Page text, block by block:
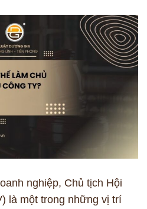
nghiệp, Chủ tịch Hội
là một trong những vị trí